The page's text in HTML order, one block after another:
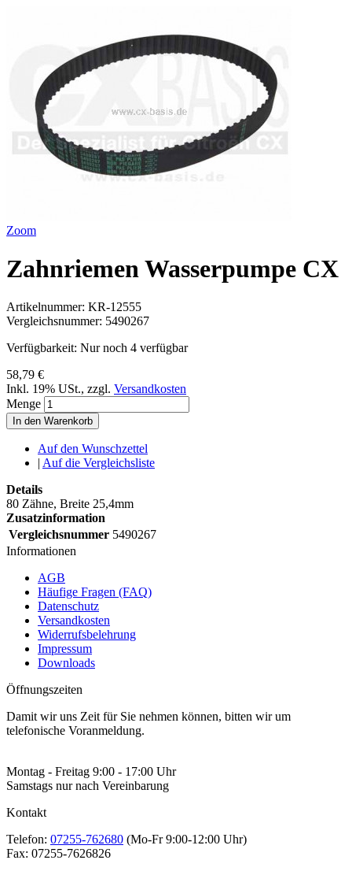
Zoom
Zahnriemen Wasserpumpe CX
Artikelnummer: KR-12555
Vergleichsnummer: 5490267
Verfügbarkeit: Nur noch 4 verfügbar
58,79 €
Inkl. 19% USt., zzgl. Versandkosten
Menge
In den Warenkorb
Auf den Wunschzettel
| Auf die Vergleichsliste
Details
80 Zähne, Breite 25,4mm
Zusatzinformation
Vergleichsnummer 5490267
Informationen
AGB
Häufige Fragen (FAQ)
Datenschutz
Versandkosten
Widerrufsbelehrung
Impressum
Downloads
Öffnungszeiten
Damit wir uns Zeit für Sie nehmen können, bitten wir um
telefonische Voranmeldung.
Montag - Freitag 9:00 - 17:00 Uhr
Samstags nur nach Vereinbarung
Kontakt
Telefon: 07255-762680 (Mo-Fr 9:00-12:00 Uhr)
Fax: 07255-7626826